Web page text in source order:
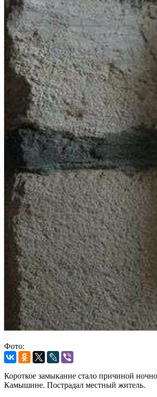
Фото:
Короткое замыкание стало причиной
Камышине. Пострадал местный житель.